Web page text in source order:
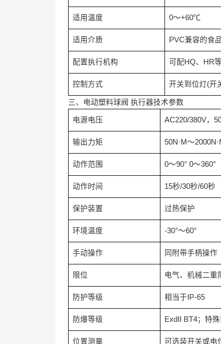
适用温度 0～+60℃
适用介质 PVC兼容的食
配置执行机构 可配HQ、 HR
控制方式 开关到位灯(开
三、电动塑料球阀 执行器技术参数
电源电压 AC220/380V，
输出力矩 50N·M～
动作范围 0～90° 0～360°
动作时间 15秒/30秒/60秒
保护装置 过热保护
环境温度 -30°～60°
手动操作 同附带手柄操作
限位 电气、机械二重
防护等级 相当于 IP-65
防爆等级 ExdII BT4；特
位置测量 可选装开关或电